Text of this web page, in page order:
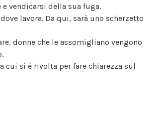
vendicarsi della sua fuga.
lavora. Da qui, sarà uno scherzetto
donne che le assomigliano vengono
cui si è rivolta per fare chiarezza sul